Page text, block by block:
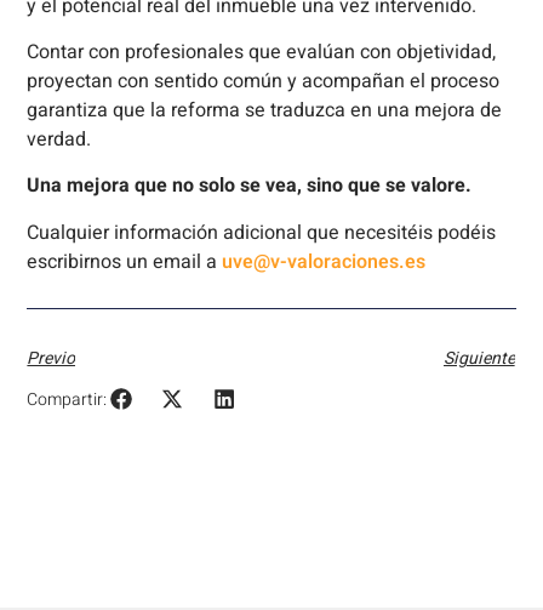
Contar con profesionales que evalúan con objetividad,
proyectan con sentido común y acompañan el proceso
garantiza que la reforma se traduzca en una mejora de
verdad.
Una mejora que no solo se vea, sino que se valore.
Cualquier información adicional que necesitéis podéis
escribirnos un email auve@v-valoraciones.es
Previo
Siguiente
Compartir: